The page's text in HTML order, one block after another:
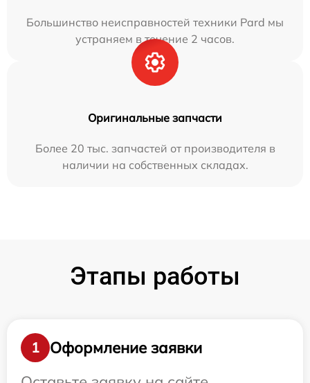
Большинство неисправностей техники Pard мы
устраняем в течение 2 часов.
Оригинальные запчасти
Более 20 тыс. запчастей от производителя в
наличии на собственных складах.
Этапы работы
1
Оформление заявки